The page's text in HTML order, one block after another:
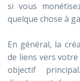
si vous
quelque chose à
En général, la
de liens vers
objectif